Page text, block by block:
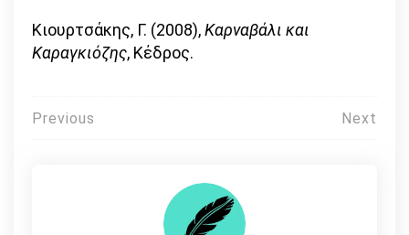
Κιουρτσάκης, Γ. (2008),Καρναβάλι και
Καραγκιόζης, Κέδρος.
Πλοήγηση
Previous Next